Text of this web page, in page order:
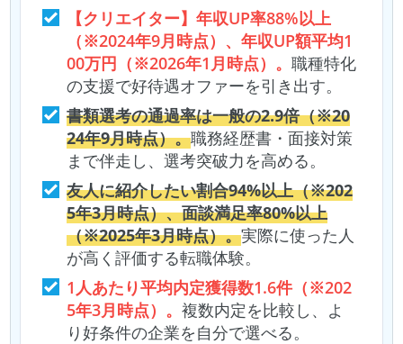
【クリエイター】年収UP率88%以上
（※2024年9月時点）、年収UP額平均1
00万円（※2026年1月時点）。職種特化
の支援で好待遇オファーを引き出す。
書類選考の通過率は一般の2.9倍（※20
24年9月時点）。職務経歴書・面接対策
まで伴走し、選考突破力を高める。
友人に紹介したい割合94%以上（※202
5年3月時点）、面談満足率80%以上
（※2025年3月時点）。実際に使った人
が高く評価する転職体験。
1人あたり平均内定獲得数1.6件（※202
5年3月時点）。複数内定を比較し、よ
り好条件の企業を自分で選べる。